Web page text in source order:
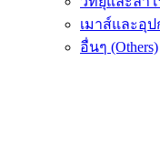
เมาส์และอุ
อื่นๆ (Others)